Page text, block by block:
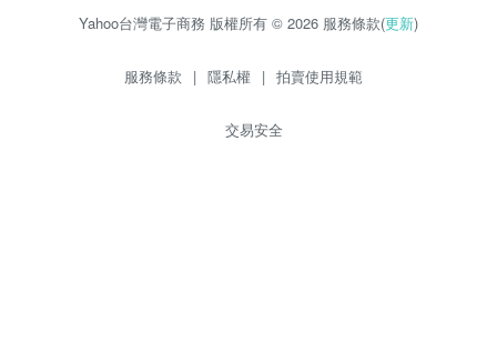
Yahoo台灣電子商務 版權所有 © 2026 服務條款(更新)
服務條款 | 隱私權 | 拍賣使用規範
交易安全